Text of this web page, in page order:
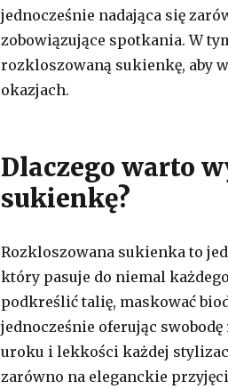
jednocześnie nadająca się
zobowiązujące spotkania. W
rozkloszowaną sukienkę, aby
okazjach.
Dlaczego warto
sukienkę?
Rozkloszowana sukienka to
który pasuje do niemal
podkreślić talię, maskować
jednocześnie oferując
uroku i lekkości każdej
zarówno na eleganckie